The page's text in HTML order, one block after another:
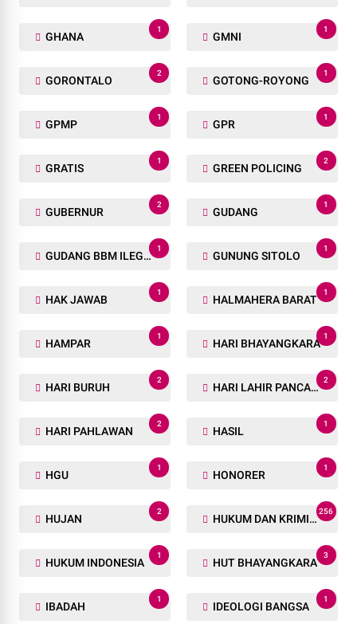
GHANA
1
GMNI
1
GORONTALO
2
GOTONG-ROYONG
1
GPMP
1
GPR
1
GRATIS
1
GREEN POLICING
2
GUBERNUR
2
GUDANG
1
GUDANG BBM ILEGAL
1
GUNUNG SITOLO
1
HAK JAWAB
1
HALMAHERA BARAT
1
HAMPAR
1
HARI BHAYANGKARA
1
HARI BURUH
2
HARI LAHIR PANCASILA
2
HARI PAHLAWAN
2
HASIL
1
HGU
1
HONORER
1
HUJAN
2
HUKUM DAN KRIMINAL
256
HUKUM INDONESIA
1
HUT BHAYANGKARA
3
IBADAH
1
IDEOLOGI BANGSA
1